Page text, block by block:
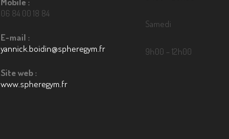
06 84 00 18 84
E-mail :
yannick.boidin@spheregym.fr
Site web :
www.spheregym.fr
Samedi
9h00 – 12h00